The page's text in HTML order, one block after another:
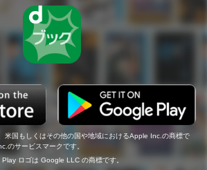
米国もしくはその他の国や地域におけるApple Inc.の商標で
のサービスマークです。
ロゴは Google LLC の商標です。